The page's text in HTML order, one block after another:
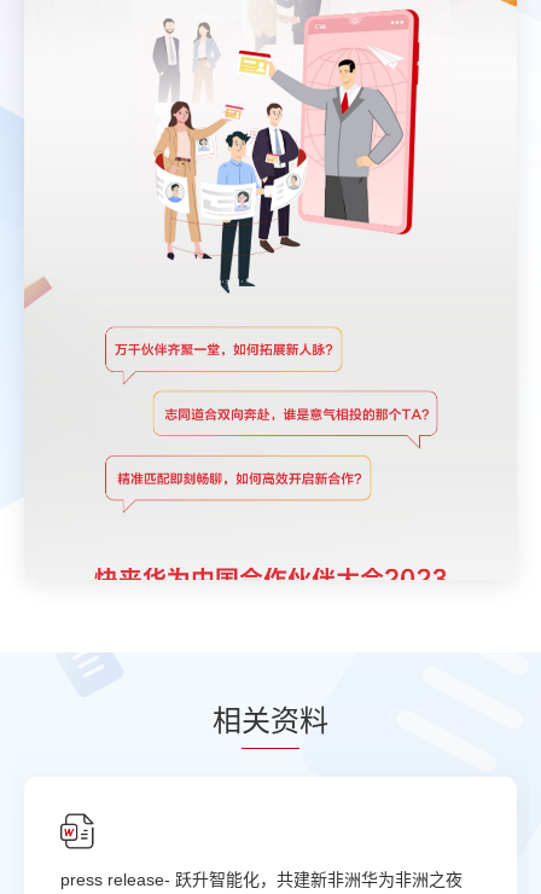
相关资料
press release- 跃升智能化，共建新非洲华为非洲之夜